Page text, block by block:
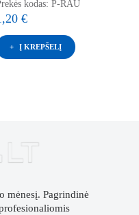
kodas: P-RAU
€
Į KREPŠELĮ
mėnesį. Pagrindinė